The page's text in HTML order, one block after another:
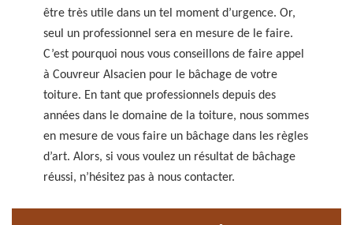
être très utile dans un tel moment d’urgence. Or,
seul un professionnel sera en mesure de le faire.
C’est pourquoi nous vous conseillons de faire appel
à Couvreur Alsacien pour le bâchage de votre
toiture. En tant que professionnels depuis des
années dans le domaine de la toiture, nous sommes
en mesure de vous faire un bâchage dans les règles
d’art. Alors, si vous voulez un résultat de bâchage
réussi, n’hésitez pas à nous contacter.